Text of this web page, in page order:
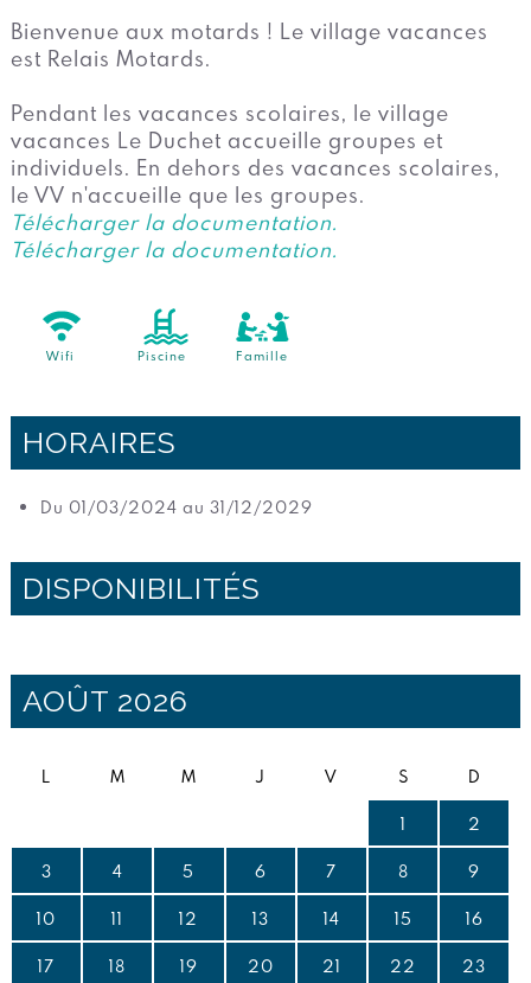
Bienvenue aux motards ! Le village vacances
est Relais Motards.
Pendant les vacances scolaires, le village
vacances Le Duchet accueille groupes et
individuels. En dehors des vacances scolaires,
le VV n'accueille que les groupes.
Télécharger la documentation.
Télécharger la documentation.
Wifi Piscine Famille
HORAIRES
Du 01/03/2024 au 31/12/2029
DISPONIBILITÉS
AOÛT 2026
L M M J V S D
1 2
3 4 5 6 7 8 9
10 11 12 13 14 15 16
17 18 19 20 21 22 23